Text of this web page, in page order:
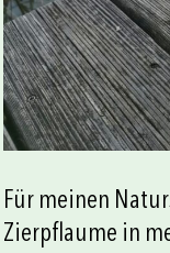
Für meinen
Zierpflaume in